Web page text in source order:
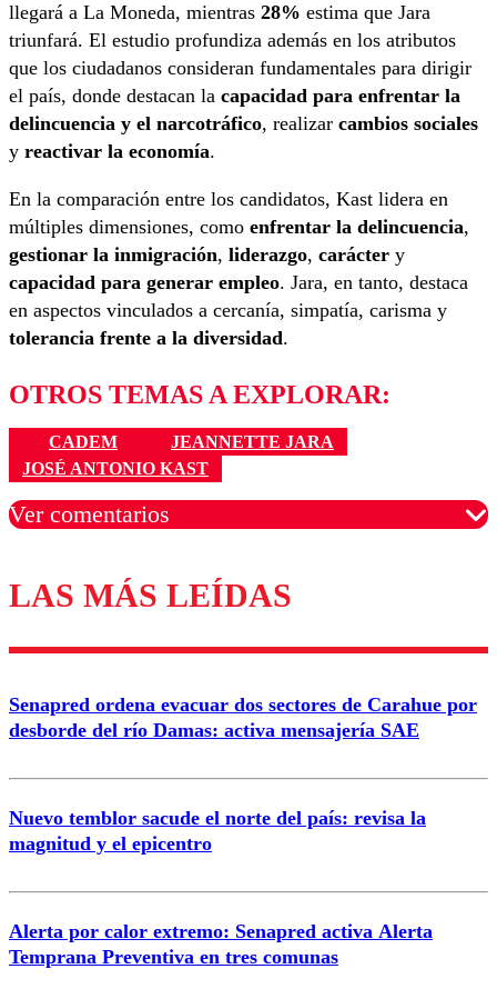
llegará a La Moneda, mientras 28% estima que Jara
triunfará. El estudio profundiza además en los atributos
que los ciudadanos consideran fundamentales para dirigir
el país, donde destacan la capacidad para enfrentar la
delincuencia y el narcotráfico, realizar cambios sociales
y reactivar la economía.
En la comparación entre los candidatos, Kast lidera en
múltiples dimensiones, como enfrentar la delincuencia,
gestionar la inmigración, liderazgo, carácter y
capacidad para generar empleo. Jara, en tanto, destaca
en aspectos vinculados a cercanía, simpatía, carisma y
tolerancia frente a la diversidad.
OTROS TEMAS A EXPLORAR:
CADEM
JEANNETTE JARA
JOSÉ ANTONIO KAST
Ver comentarios
Los comentarios son moderados para garantizar un
diálogo respetuoso.
Correo
LAS MÁS LEÍDAS
Senapred ordena evacuar dos sectores de Carahue por
desborde del río Damas: activa mensajería SAE
Nuevo temblor sacude el norte del país: revisa la
magnitud y el epicentro
Alerta por calor extremo: Senapred activa Alerta
Temprana Preventiva en tres comunas